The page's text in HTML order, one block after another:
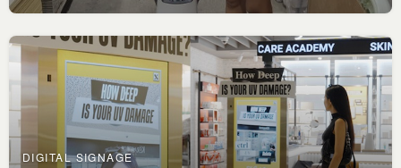
DIGITAL SIGNAGE